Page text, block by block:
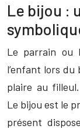
Le bijou :
Le parrain ou
l’enfant lors
plaire au
Le bijou est le
présent